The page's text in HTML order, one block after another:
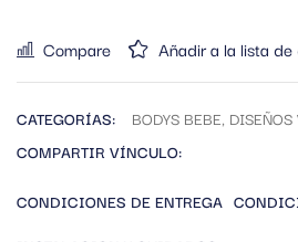
Compare Añadir a la lista de
CATEGORÍAS: BODYS BEBE,
COMPARTIR VÍNCULO:
CONDICIONES DE ENTREGA